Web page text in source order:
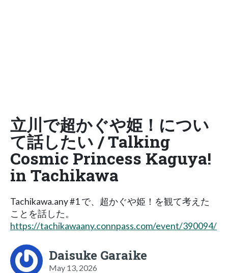
立川で超かぐや姫！につい
て話したい / Talking
Cosmic Princess Kaguya!
in Tachikawa
Tachikawa.any #1 で、超かぐや姫！を観て考えた
ことを話した。
https://tachikawaany.connpass.com/event/390094/
Daisuke Garaike
May 13, 2026